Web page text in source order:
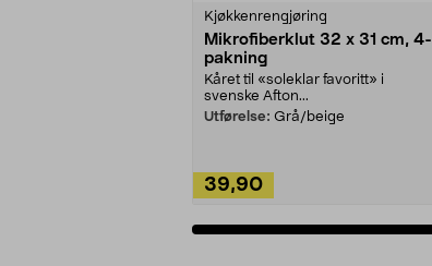
Kjøkkenrengjøring
Mikrofiberklut 32 x 31 cm, 4-
pakning
Kåret til «soleklar favoritt» i
svenske Afton...
Utførelse: Grå/beige
39,90